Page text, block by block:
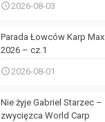
2026-08-03
Parada Łowców Karp Max
2026 – cz.1
2026-08-01
Nie żyje Gabriel Starzec –
zwycięzca World Carp